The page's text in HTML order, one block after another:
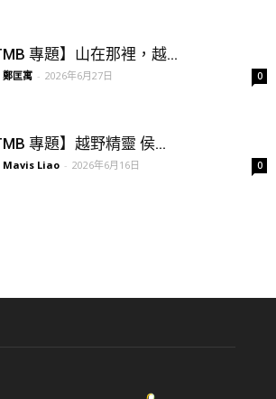
專題】山在那裡，越...
鄭匡寓 - 2026年6月27日 0
專題】越野精靈 侯...
Mavis Liao - 2026年6月16日 0